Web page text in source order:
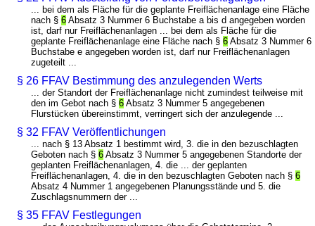
... bei dem als Fläche für die geplante Freiflächenanlage eine Fläche
nach §6 Absatz 3 Nummer 6 Buchstabe a bis d angegeben worden
ist, darf nur Freiflächenanlagen ... bei dem als Fläche für die
geplante Freiflächenanlage eine Fläche nach §6 Absatz 3 Nummer 6
Buchstabe e angegeben worden ist, darf nur Freiflächenanlagen
zugeteilt ...
§ 26 FFAV Bestimmung des anzulegenden Werts
... der Standort der Freiflächenanlage nicht zumindest teilweise mit
den im Gebot nach §6 Absatz 3 Nummer 5 angegebenen
Flurstücken übereinstimmt, verringert sich der anzulegende ...
§ 32 FFAV Veröffentlichungen
... nach § 13 Absatz 1 bestimmt wird, 3. die in den bezuschlagten
Geboten nach §6 Absatz 3 Nummer 5 angegebenen Standorte der
geplanten Freiflächenanlagen, 4. die ... der geplanten
Freiflächenanlagen, 4. die in den bezuschlagten Geboten nach §6
Absatz 4 Nummer 1 angegebenen Planungsstände und 5. die
Zuschlagsnummern der ...
§ 35 FFAV Festlegungen